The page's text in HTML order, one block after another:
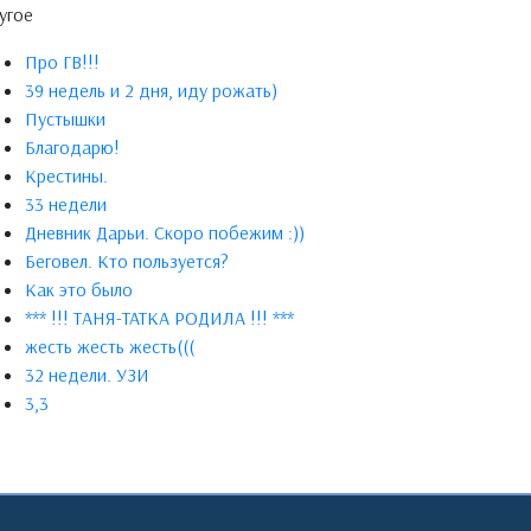
Про ГВ!!!
39 недель и 2 дня, иду рожать)
Пустышки
Благодарю!
Крестины.
33 недели
Дневник Дарьи. Скоро побежим :))
Беговел. Кто пользуется?
Как это было
*** !!! ТАНЯ-TATKA РОДИЛА !!! ***
жесть жесть жесть(((
32 недели. УЗИ
3,3